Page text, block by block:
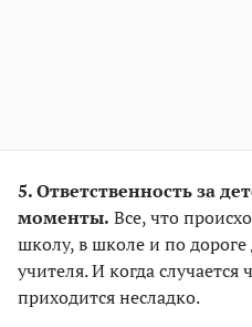
5. Ответственность за
моменты. Все, что
школу, в школе и по дороге
учителя. И когда
приходится несладко.